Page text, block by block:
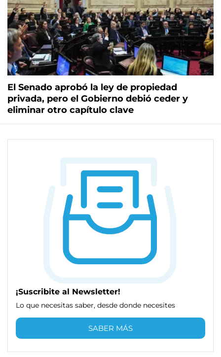
El Senado aprobó la ley de propiedad
privada, pero el Gobierno debió ceder y
eliminar otro capítulo clave
¡Suscribite al Newsletter!
Lo que necesitas saber, desde donde necesites
SABER MÁS